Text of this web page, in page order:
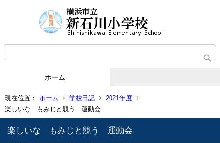
ホーム
現在位置： ホーム 学校日記
2021年度
楽しいな もみじと競う 運動会
楽しいな もみじと競う 運動会